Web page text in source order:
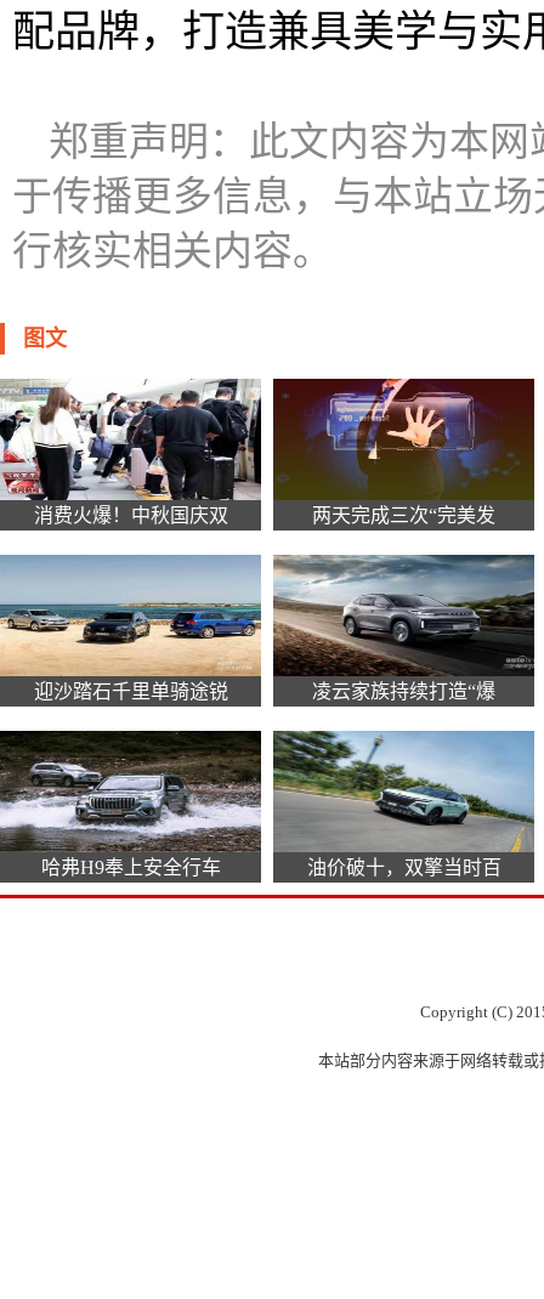
配品牌，打造兼具美学与实
郑重声明：此文内容为本
于传播更多信息，与本站立
行核实相关内容。
图文
消费火爆！中秋国庆双 两天完成三次“完美发
迎沙踏石千里单骑途锐 凌云家族持续打造“爆
哈弗H9奉上安全行车 油价破十，双擎当时百
Copyright (C)
本站部分内容来源于网络转载